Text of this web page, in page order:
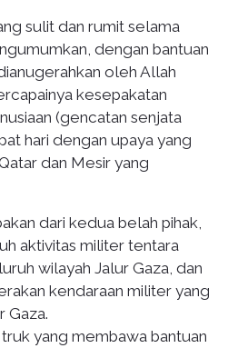
sulit dan rumit selama
dengan bantuan
oleh Allah
kesepakatan
(gencatan senjata
hari dengan upaya yang
dan Mesir yang
dari kedua belah pihak,
aktivitas militer tentara
wilayah Jalur Gaza, dan
kendaraan militer yang
Gaza.
yang membawa bantuan